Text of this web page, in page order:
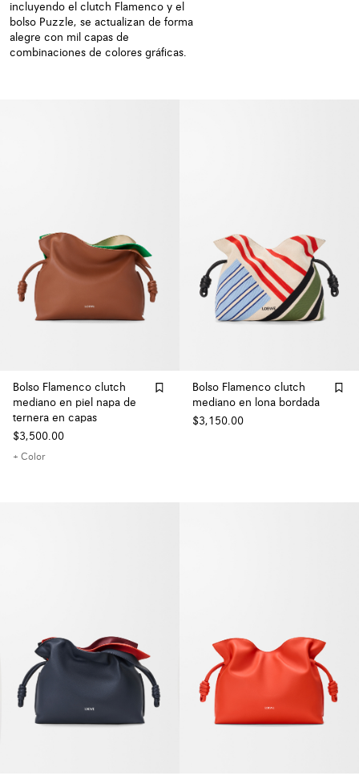
incluyendo el clutch Flamenco y el
bolso Puzzle, se actualizan de forma
alegre con mil capas de
combinaciones de colores gráficas.
Bolso Flamenco clutch
mediano en piel napa de
ternera en capas
$3,500.00
+ Color
Bolso Flamenco clutch
mediano en lona bordada
$3,150.00